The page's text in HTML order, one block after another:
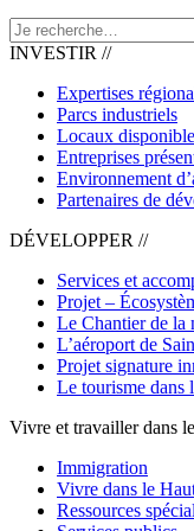
INVESTIR //
Expertises
Parcs industriels
Locaux
Entreprises
Environnement
Partenaires de
DÉVELOPPER //
Services et
Projet –
Le Chantier de la
L’aéroport de
Projet signature
Le tourisme dans
Vivre et travailler dans
Immigration
Vivre dans le
Ressources